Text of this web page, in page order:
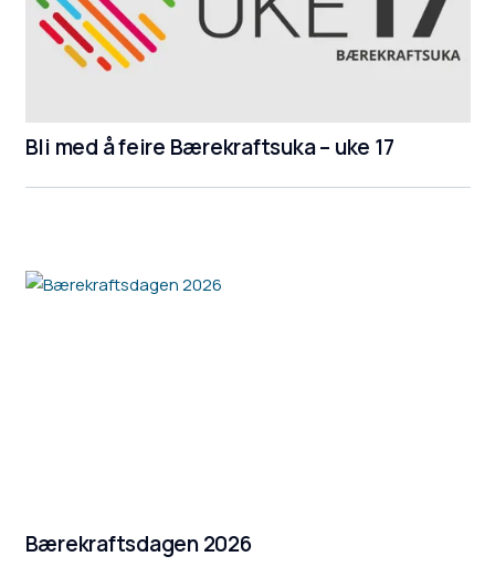
Bli med å feire Bærekraftsuka – uke 17
Bærekraftsdagen 2026